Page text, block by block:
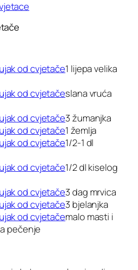
1 lijepa velika
slana vruća
3 žumanjka
1 žemlja
1/2-1 dl
1/2 dl kiselog
3 dag mrvica
3 bjelanjka
malo masti i
pečenje